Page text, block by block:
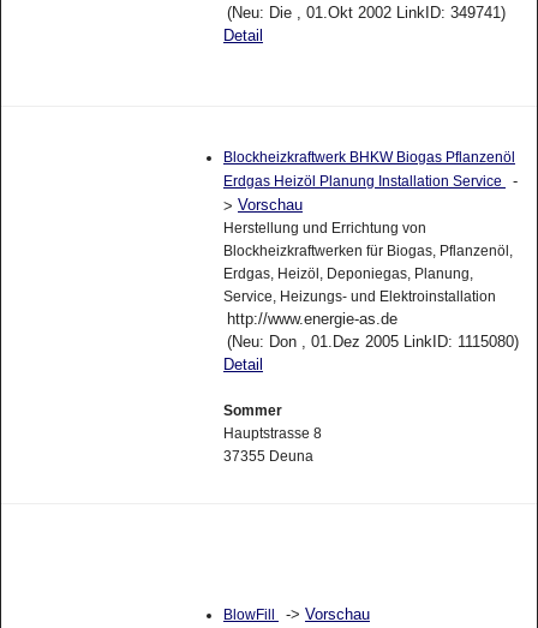
(Neu: Die , 01.Okt 2002 LinkID: 349741)
Detail
Blockheizkraftwerk BHKW Biogas Pflanzenöl
Erdgas Heizöl Planung Installation Service
-
> Vorschau
Herstellung und Errichtung von
Blockheizkraftwerken für Biogas, Pflanzenöl,
Erdgas, Heizöl, Deponiegas, Planung,
Service, Heizungs- und Elektroinstallation
http://www.energie-as.de
(Neu: Don , 01.Dez 2005 LinkID: 1115080)
Detail
Sommer
Hauptstrasse 8
37355 Deuna
BlowFill -> Vorschau